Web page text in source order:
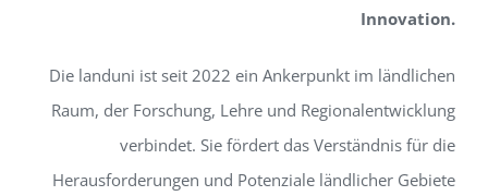
Innovation.
Die landuni ist seit 2022 ein Ankerpunkt im ländlichen
Raum, der Forschung, Lehre und Regionalentwicklung
verbindet. Sie fördert das Verständnis für die
Herausforderungen und Potenziale ländlicher Gebiete